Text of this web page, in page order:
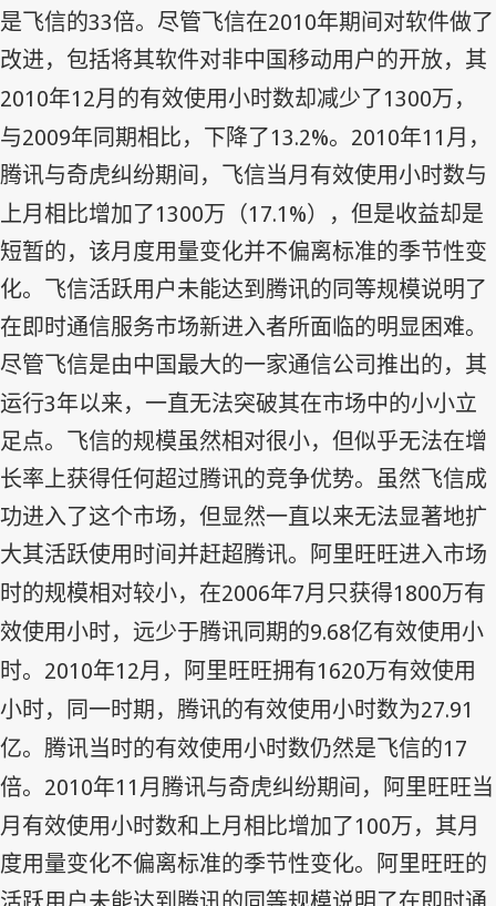
是飞信的33倍。尽管飞信在2010年期间对软件做了
改进，包括将其软件对非中国移动用户的开放，其
2010年12月的有效使用小时数却减少了1300万，
与2009年同期相比，下降了13.2%。 2010年11 月，
腾讯与奇虎纠纷期间，飞信当月有效使用小时数与
上月相比增加了1300万（17.1%），但是收益却是
短暂的，该月度用量变化并不偏离标准的季节性变
化。飞信活跃用户未能达到腾讯的同等规模说明了
在即时通信服务市场新进入者所面临的明显困难。
尽管飞信是由中国最大的一家通信公司推出的，其
运行3年以来，一直无法突破其在市场中的小小立
足点。飞信的规模虽然相对很小，但似乎无法在增
长率上获得任何超过腾讯的竞争优势。虽然飞信成
功进入了这个市场，但显然一直以来无法显著地扩
大其活跃使用时间并赶超腾讯。阿里旺旺进入市场
时的规模相对较小，在2006年7月只获得1800万有
效使用小时，远少于腾讯同期的9.68亿有效使用小
时。 2010年12月，阿里旺旺拥有1620万有效使用
小时，同一时期，腾讯的有效使用小时数为27.91
亿。腾讯当时的有效使用小时数仍然是飞信的17
倍。 2010年11 月腾讯与奇虎纠纷期间，阿里旺旺当
月有效使用小时数和上月相比增加了100万，其月
度用量变化不偏离标准的季节性变化。阿里旺旺的